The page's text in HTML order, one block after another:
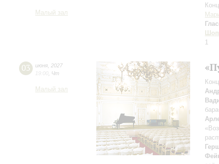
Малый зал
1
03 июня 2027
19:00 Чт
Малый зал